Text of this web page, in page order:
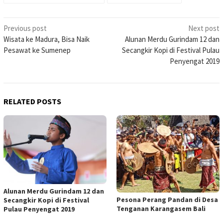
Post
navigation
Previous post
Wisata ke Madura, Bisa Naik
Pesawat ke Sumenep
Next post
Alunan Merdu Gurindam 12 dan
Secangkir Kopi di Festival Pulau
Penyengat 2019
RELATED POSTS
Alunan Merdu Gurindam 12 dan
Secangkir Kopi di Festival
Pulau Penyengat 2019
Pesona Perang Pandan di Desa
Tenganan Karangasem Bali